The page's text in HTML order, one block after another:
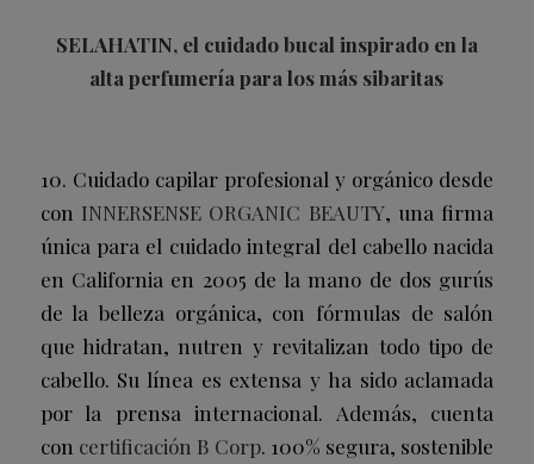
SELAHATIN, el cuidado bucal inspirado en la
alta perfumería para los más sibaritas
10. Cuidado capilar profesional y orgánico desde
con INNERSENSE ORGANIC BEAUTY, una firma
única para el cuidado integral del cabello nacida
en California en 2005 de la mano de dos gurús
de la belleza orgánica, con fórmulas de salón
que hidratan, nutren y revitalizan todo tipo de
cabello. Su línea es extensa y ha sido aclamada
por la prensa internacional. Además, cuenta
con certificación B Corp. 100% segura, sostenible